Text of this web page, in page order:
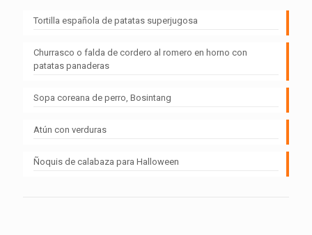
Tortilla española de patatas superjugosa
Churrasco o falda de cordero al romero en horno con
patatas panaderas
Sopa coreana de perro, Bosintang
Atún con verduras
Ñoquis de calabaza para Halloween